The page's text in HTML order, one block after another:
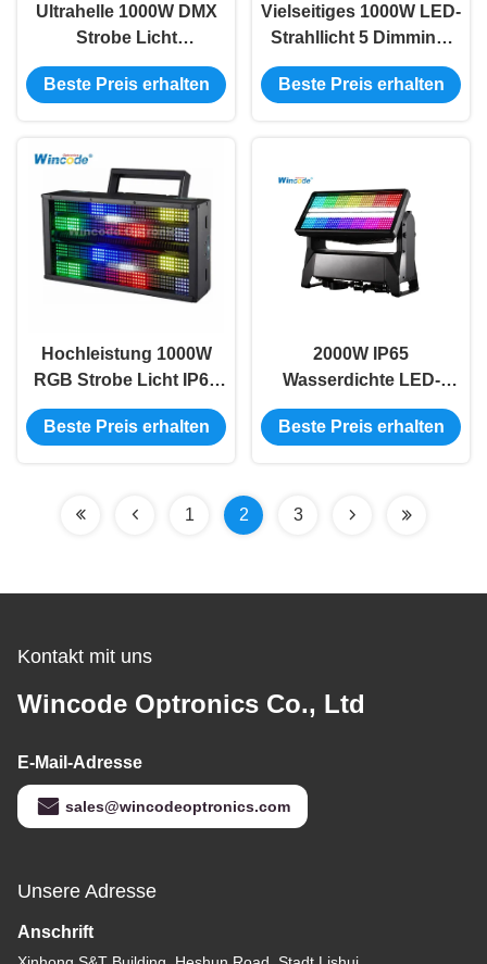
Ultrahelle 1000W DMX
Strobe Licht
Aluminiumlegierung
Gehäuse Natürliche
Beste Preis erhalten
Vielseitiges 1000W LED-
Strahllicht 5 Dimming-
Modi 4 Kurven -40°C bis
45°C Extreme
Beste Preis erhalten
Hochleistung 1000W
RGB Strobe Licht IP65
Rated 50.000-Stunden
Lebensdauer DMX512
Beste Preis erhalten
2000W IP65
Wasserdichte LED-
Strauben bewegliche
Licht drahtlose DMX
Beste Preis erhalten
1 2 3
Kontakt mit uns
Wincode Optronics Co., Ltd
E-Mail-Adresse
sales@wincodeoptronics.com
Unsere Adresse
Anschrift